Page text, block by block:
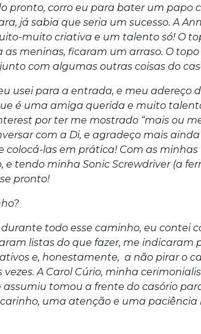
pronto, corro eu para bater um papo
já sabia que seria um sucesso. A
muito criativa e um talento só! O
as meninas, ficaram um arraso. O
com algumas outras coisas do
usei para a entrada, e meu adereço
é uma amiga querida e muito
por ter me mostrado “mais ou
com a Di, e agradeço mais
colocá-las em prática! Com as
e tendo minha Sonic Screwdriver (a
pronto!
durante todo esse caminho, eu contei
listas do que fazer, me indicaram
e, honestamente, a não pirar o
A Carol Cúrio, minha
assumiu tomou a frente do casório
uma atenção e uma